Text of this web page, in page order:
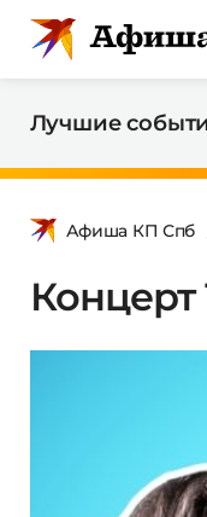
Лучшие
Афиша КП Спб